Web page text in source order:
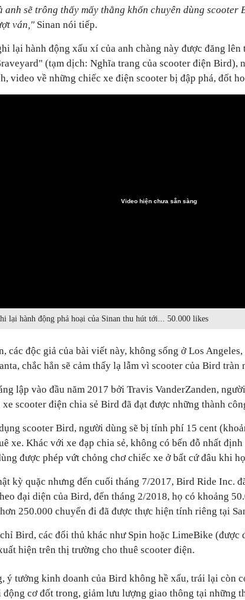
anh sẽ trông thấy mấy thằng khốn chuyên dùng scooter
ván," Sinan nói tiếp.
lại hành động xấu xí của anh chàng này được đăng lên
(tạm dịch: Nghĩa trang của scooter điện Bird),
video về những chiếc xe điện scooter bị đập phá, đốt
Video hiện chưa sẵn sàng
lại hành động phá hoại của Sinan thu hút tới... 50.000 likes
các độc giả của bài viết này, không sống ở Los
chắc hẳn sẽ cảm thấy lạ lẫm vì scooter của Bird tràn
lập vào đầu năm 2017 bởi Travis VanderZanden,
scooter điện chia sẻ Bird đã đạt được những thành
scooter Bird, người dùng sẽ bị tính phí 15 cent
xe. Khác với xe đạp chia sẻ, không có bến đỗ nhất
được phép vứt chỏng chơ chiếc xe ở bất cứ đâu khi
kỳ quặc nhưng đến cuối tháng 7/2017, Bird Ride Inc.
đại diện của Bird, đến tháng 2/2018, họ có khoảng
250.000 chuyến đi đã được thực hiện tính riêng tại
Bird, các đối thủ khác như Spin hoặc LimeBike (được
hiện trên thị trường cho thuê scooter điện.
ý tưởng kinh doanh của Bird không hề xấu, trái lại còn
cơ đốt trong, giảm lưu lượng giao thông tại những